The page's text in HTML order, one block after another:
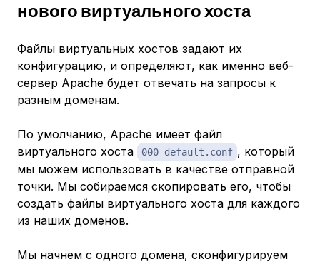
нового виртуального хоста
Файлы виртуальных хостов задают их
конфигурацию, и определяют, как именно веб-
сервер Apache будет отвечать на запросы к
разным доменам.
По умолчанию, Apache имеет файл
виртуального хоста
000-default.conf , который
мы можем использовать в качестве отправной
точки. Мы собираемся скопировать его, чтобы
создать файлы виртуального хоста для каждого
из наших доменов.
Мы начнем с одного домена, сконфигурируем